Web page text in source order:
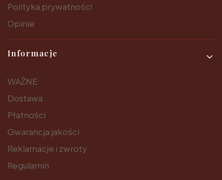
Polityka prywatności
Opinie
Informacje
WAŻNE
Dostawa
Płatności
Gwarancja jakości
Reklamacje i zwroty
Regulamin